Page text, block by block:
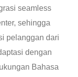
seamless
sehingga
pelanggan dari
dengan
Bahasa